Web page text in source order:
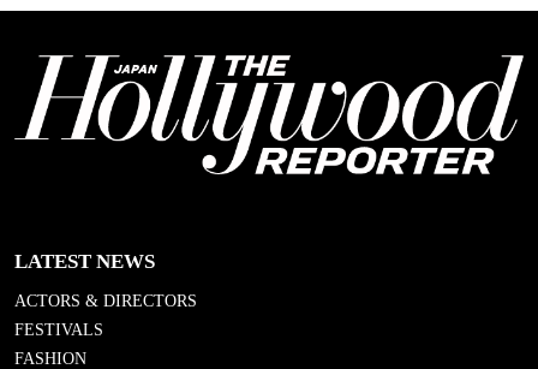
LATEST NEWS
ACTORS & DIRECTORS
FESTIVALS
FASHION